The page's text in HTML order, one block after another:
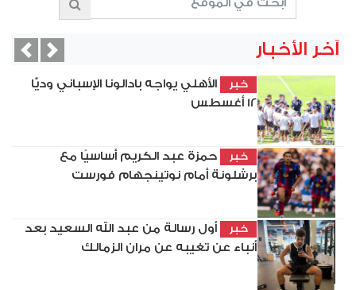
آخر الأخبار
خبر
الأهلي يواجه بادالونا الإسباني وديًّا
12 أغسطس
خبر
حمزة عبد الكريم أساسيًا مع
برشلونة أمام نوتينجهام فورست
خبر
أول رسالة من عبد الله السعيد بعد
أنباء عن تغيبه عن مران الزمالك
Next